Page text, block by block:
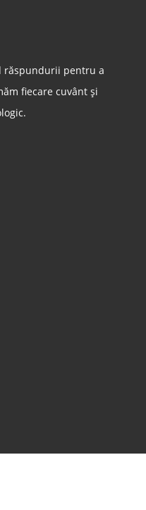
răspundurii pentru a
fiecare cuvânt și